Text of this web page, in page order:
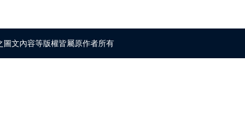
圖文內容等版權皆屬原作者所有